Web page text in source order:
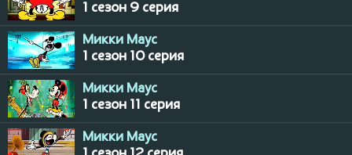
1 сезон 9 серия
Микки Маус
1 сезон 10 серия
Микки Маус
1 сезон 11 серия
Микки Маус